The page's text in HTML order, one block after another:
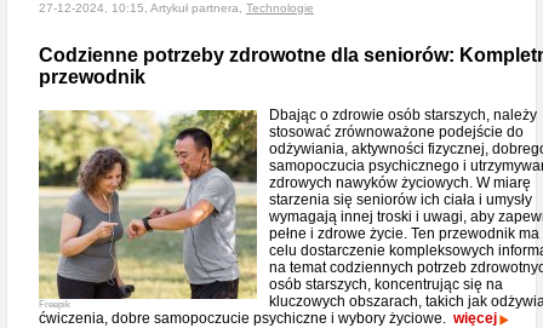
27-12-2024, 10:15, Artykuł partnera, Technologie
Codzienne potrzeby zdrowotne dla seniorów:
przewodnik
Freepik
Dbając o zdrowie osób starszych, należy
stosować zrównoważone podejście do
odżywiania, aktywności fizycznej,
samopoczucia psychicznego i
zdrowych nawyków życiowych. W miarę
starzenia się seniorów ich ciała i umysły
wymagają innej troski i uwagi, aby
pełne i zdrowe życie. Ten przewodnik ma
celu dostarczenie kompleksowych
na temat codziennych potrzeb
osób starszych, koncentrując się na
kluczowych obszarach, takich jak
ćwiczenia, dobre samopoczucie psychiczne i wybory życiowe. więcej